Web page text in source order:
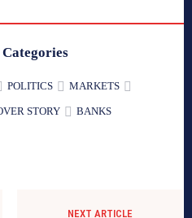
POLITICS MARKETS
STORY BANKS
NEXT ARTICLE